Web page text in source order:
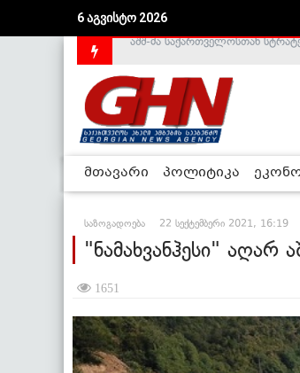
6 აგვისტო 2026
საქართველოს დე-ფაქტო
მთავარი პოლიტიკა
საზოგადოება 22 სექტემბერი 2021, 16:19
"ნამახვანჰესი" აღარ
1651